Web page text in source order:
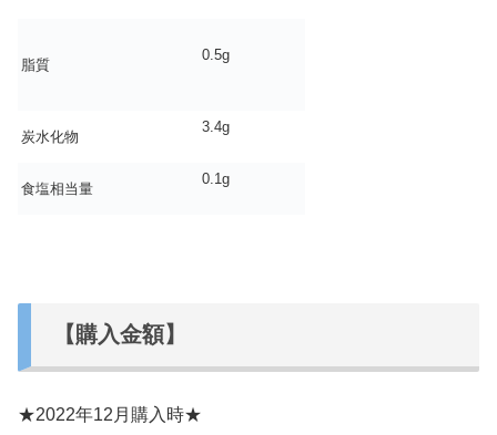
脂質
0.5g
炭水化物
3.4g
食塩相当量
0.1g
【購入金額】
★2022年12月購入時★